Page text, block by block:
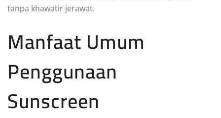
tanpa khawatir jerawat.
Manfaat Umum
Penggunaan
Sunscreen